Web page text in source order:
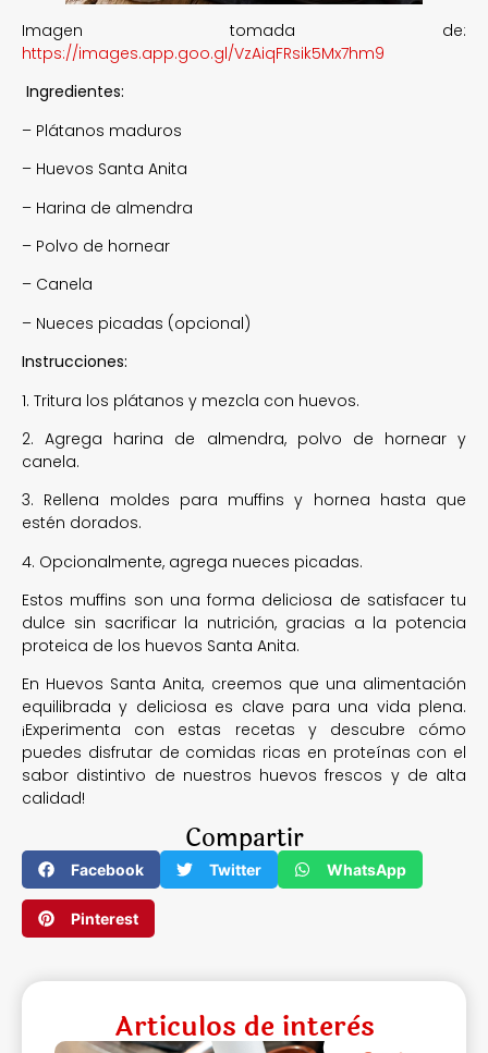
Imagen tomada de:
https://images.app.goo.gl/VzAiqFRsik5Mx7hm9
Ingredientes:
– Plátanos maduros
– Huevos Santa Anita
– Harina de almendra
– Polvo de hornear
– Canela
– Nueces picadas (opcional)
Instrucciones:
1. Tritura los plátanos y mezcla con huevos.
2. Agrega harina de almendra, polvo de hornear y
canela.
3. Rellena moldes para muffins y hornea hasta que
estén dorados.
4. Opcionalmente, agrega nueces picadas.
Estos muffins son una forma deliciosa de satisfacer tu
dulce sin sacrificar la nutrición, gracias a la potencia
proteica de los huevos Santa Anita.
En Huevos Santa Anita, creemos que una alimentación
equilibrada y deliciosa es clave para una vida plena.
¡Experimenta con estas recetas y descubre cómo
puedes disfrutar de comidas ricas en proteínas con el
sabor distintivo de nuestros huevos frescos y de alta
calidad!
Compartir
Facebook Twitter WhatsApp
Pinterest
Articulos de interès